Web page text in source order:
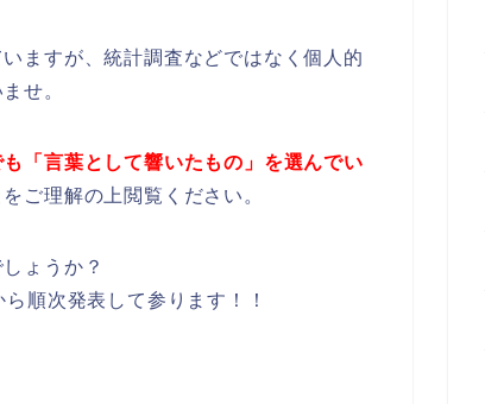
ますが、統計調査などではなく個人的
せ。
「言葉として響いたもの」を選んでい
ご理解の上閲覧ください。
ょうか？
順次発表して参ります！！